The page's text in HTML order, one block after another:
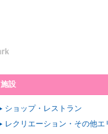
施設
ショップ・レストラン
レクリエーション・その他エ